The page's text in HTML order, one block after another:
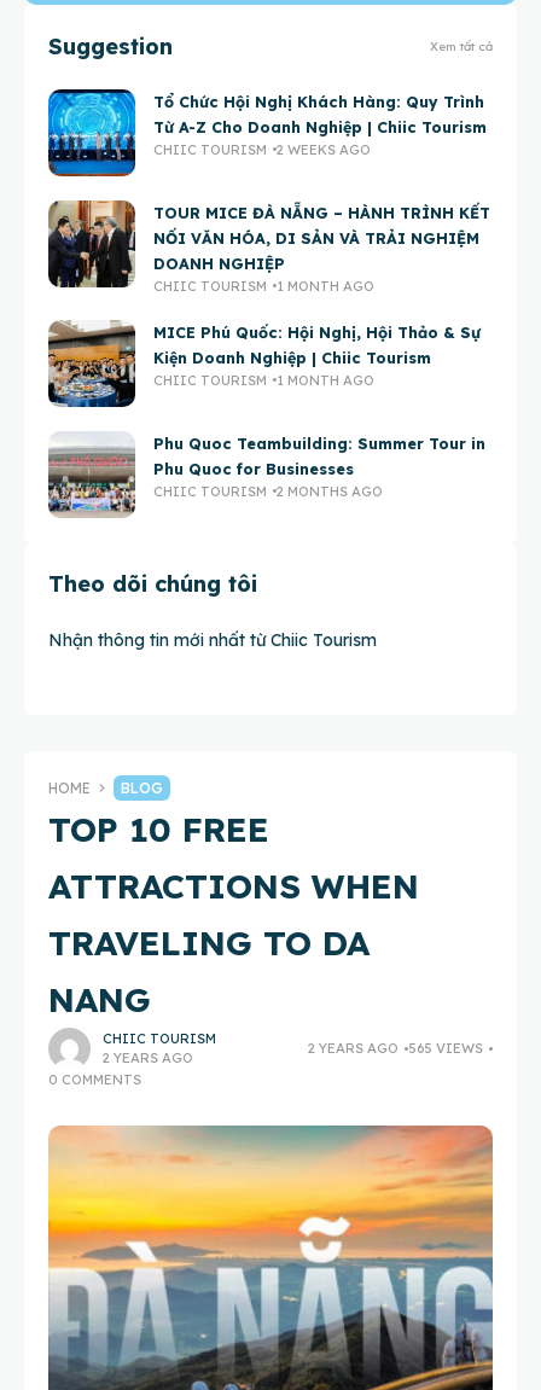
Suggestion Xem tất cả
Tổ Chức Hội Nghị Khách Hàng: Quy Trình
Từ A-Z Cho Doanh Nghiệp | Chiic Tourism
CHIIC TOURISM 2 WEEKS AGO
TOUR MICE ĐÀ NẴNG – HÀNH TRÌNH KẾT
NỐI VĂN HÓA, DI SẢN VÀ TRẢI NGHIỆM
DOANH NGHIỆP
CHIIC TOURISM 1 MONTH AGO
MICE Phú Quốc: Hội Nghị, Hội Thảo & Sự
Kiện Doanh Nghiệp | Chiic Tourism
CHIIC TOURISM 1 MONTH AGO
Phu Quoc Teambuilding: Summer Tour in
Phu Quoc for Businesses
CHIIC TOURISM 2 MONTHS AGO
Theo dõi chúng tôi
Nhận thông tin mới nhất từ Chiic Tourism
HOME BLOG
TOP 10 FREE
ATTRACTIONS WHEN
TRAVELING TO DA
NANG
CHIIC TOURISM
2 YEARS AGO
2 YEARS AGO
565 VIEWS
0 COMMENTS